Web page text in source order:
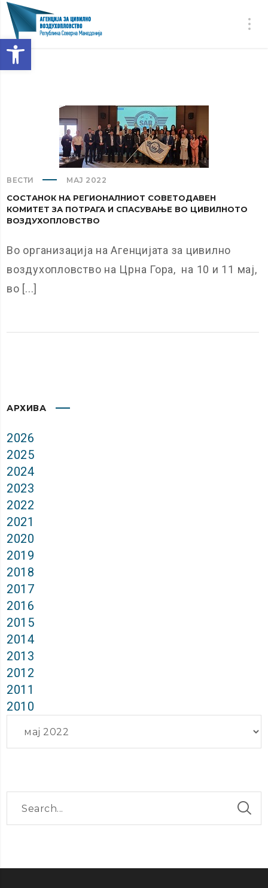
Open toolbar
ВЕСТИ МАЈ 2022
СОСТАНОК НА РЕГИОНАЛНИОТ СОВЕТОДАВЕН
КОМИТЕТ ЗА ПОТРАГА И СПАСУВАЊЕ ВО ЦИВИЛНОТО
ВОЗДУХОПЛОВСТВО
Во организација на Агенцијата за цивилно
воздухопловство на Црна Гора, на 10 и 11 мај,
во [...]
АРХИВА
2026
2025
2024
2023
2022
2021
2020
2019
2018
2017
2016
2015
2014
2013
2012
2011
2010